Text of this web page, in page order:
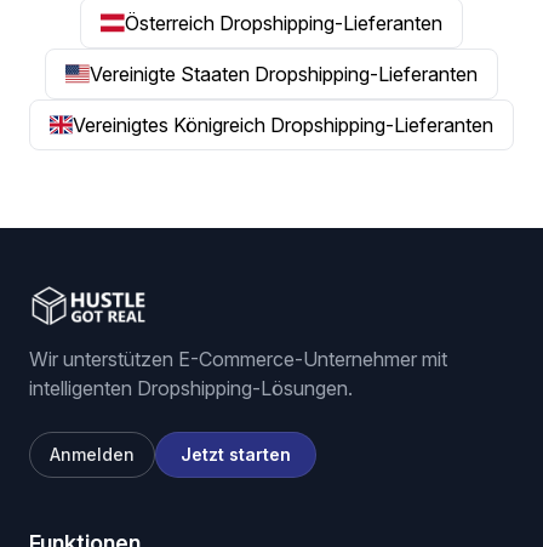
Österreich Dropshipping-Lieferanten
Vereinigte Staaten Dropshipping-Lieferanten
Vereinigtes Königreich Dropshipping-Lieferanten
Wir unterstützen E-Commerce-Unternehmer mit
intelligenten Dropshipping-Lösungen.
Anmelden Jetzt starten